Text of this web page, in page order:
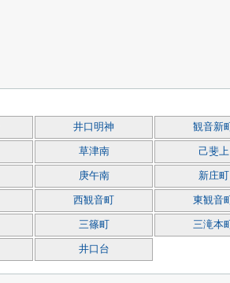
井口明神 観音新町
草津南 己斐上
庚午南 新庄町
西観音町 東観音町
三篠町 三滝本町
井口台